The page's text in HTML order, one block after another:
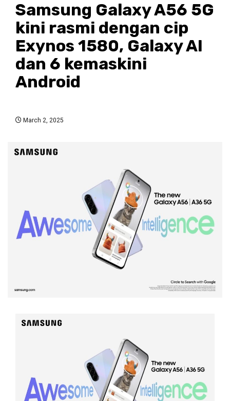
Samsung Galaxy A56 5G
kini rasmi dengan cip
Exynos 1580, Galaxy AI
dan 6 kemaskini
Android
March 2, 2025